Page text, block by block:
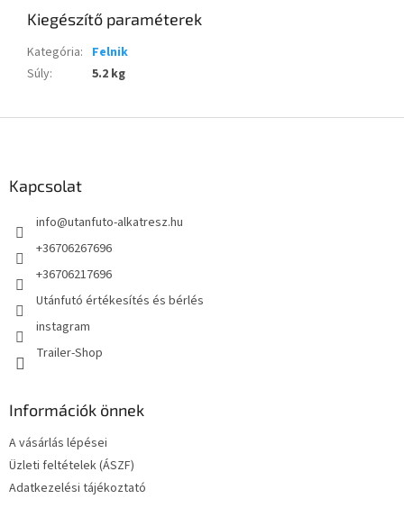
Kiegészítő paraméterek
Kategória: Felnik
Súly: 5.2 kg
Kapcsolat
info@utanfuto-alkatresz.hu
+36706267696
+36706217696
Utánfutó értékesítés és bérlés
instagram
Trailer-Shop
Információk önnek
A vásárlás lépései
Üzleti feltételek (ÁSZF)
Adatkezelési tájékoztató